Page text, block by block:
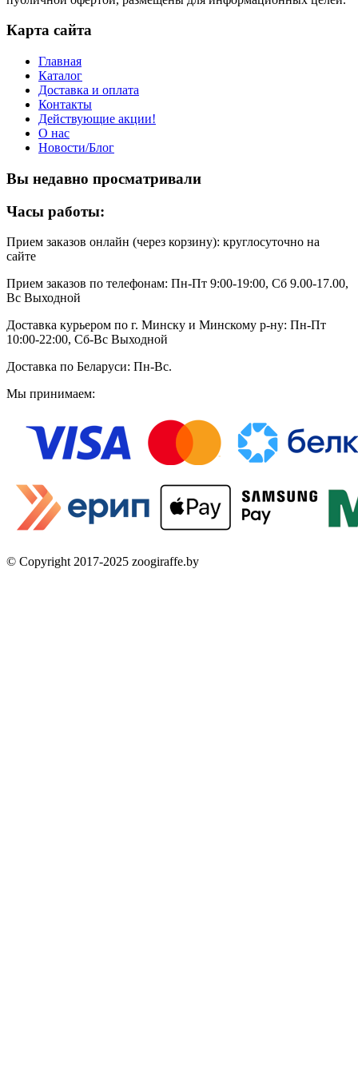
Карта сайта
Главная
Каталог
Доставка и оплата
Контакты
Действующие акции!
О нас
Новости/Блог
Вы недавно просматривали
Часы работы:
Прием заказов онлайн (через корзину): круглосуточно на
сайте
Прием заказов по телефонам: Пн-Пт 9:00-19:00, Сб 9.00-17.00,
Вс Выходной
Доставка курьером по г. Минску и Минскому р-ну: Пн-Пт
10:00-22:00, Сб-Вс Выходной
Доставка по Беларуси: Пн-Вс.
Мы принимаем:
© Copyright 2017-2025 zoogiraffe.by